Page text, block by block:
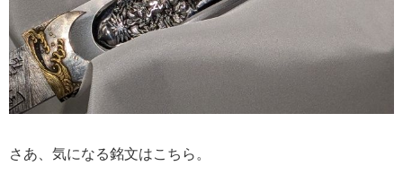
さあ、気になる銘文はこちら。